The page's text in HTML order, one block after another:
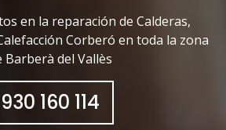
en la reparación de Calderas,
Corberó en toda la zona
Barberà del Vallès
930 160 114